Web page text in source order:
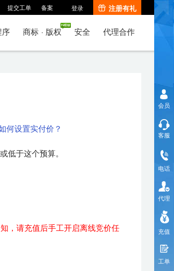
提交工单 备案 登录 注册有礼
序 商标 · 版权 安全 代理合作
何设置实付价？
低于这个预算。
，请充值后手工开启离线竞价任
会员
客服
电话
代理
充值
工单